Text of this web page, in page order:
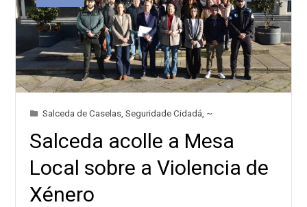
Salceda de Caselas ,Seguridade Cidadá ~
Salceda acolle a Mesa
Local sobre a Violencia de
Xénero